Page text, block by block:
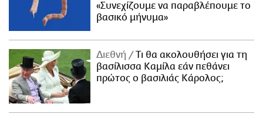
«Συνεχίζουμε να παραβλέπουμε το
βασικό μήνυμα»
Διεθνή
Τι θα ακολουθήσει για τη
βασίλισσα Καμίλα εάν πεθάνει
πρώτος ο βασιλιάς Κάρολος;